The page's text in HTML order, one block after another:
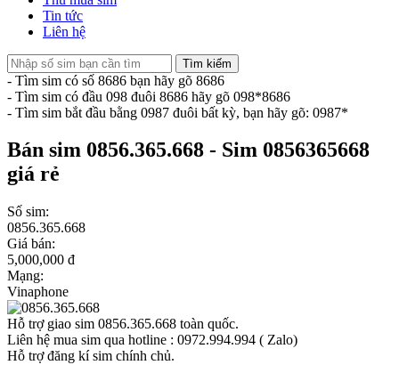
Tin tức
Liên hệ
Tìm kiếm
- Tìm sim có số 8686 bạn hãy gõ 8686
- Tìm sim có đầu 098 đuôi 8686 hãy gõ 098*8686
- Tìm sim bắt đầu bằng 0987 đuôi bất kỳ, bạn hãy gõ: 0987*
Bán sim 0856.365.668 - Sim 0856365668
giá rẻ
Số sim:
0856.365.668
Giá bán:
5,000,000 đ
Mạng:
Vinaphone
Hỗ trợ giao sim 0856.365.668 toàn quốc.
Liên hệ mua sim qua hotline : 0972.994.994 ( Zalo)
Hỗ trợ đăng kí sim chính chủ.